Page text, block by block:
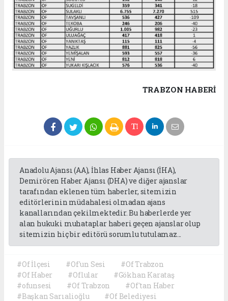
TRABZON HABERİ
Anadolu Ajansı (AA), İhlas Haber Ajansı (İHA),
Demirören Haber Ajansı (DHA) ve diğer ajanslar
tarafından eklenen tüm haberler, sitemizin
editörlerinin müdahalesi olmadan ajans
kanallarından çekilmektedir. Bu haberlerde yer
alan hukuki muhataplar haberi geçen ajanslar olup
sitemizin hiç bir editörü sorumlu tutulamaz...
#Of İlçesi #Of'un Sesi
#Of Trabzon
#Of Haber
#Oflular
#Gökhan Karataş
#ofunsesi
#Of Trabzon
#Of'tan Haber
#Başkan Sarıalioğlu
#Of Belediyesi